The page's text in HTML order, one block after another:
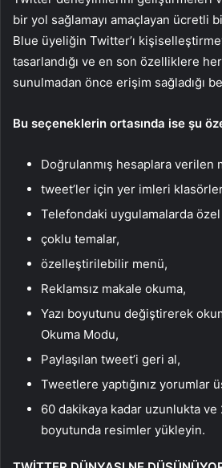
bir yol sağlamayı amaçlayan ücretli
Blue üyeliğin Twitter’ı
tasarlandığı ve en son özelliklere
sunulmadan önce erişim sağladığı
Bu seçeneklerin ortasında ise şu
Doğrulanmış hesaplara verilen
tweet’ler için yer imleri
Telefondaki uygulamalarda
çoklu temalar,
özelleştirilebilir menü,
Reklamsız makale okuma,
Yazı boyutunu değiştirerek
Okuma Modu,
Paylaşılan tweet’i geri al,
Tweetlere yaptığınız yorumlar
60 dakikaya kadar uzunlukta ve
boyutunda resimler yükleyin.